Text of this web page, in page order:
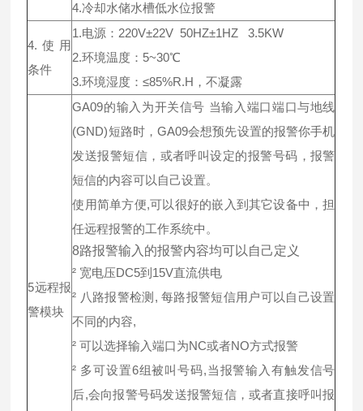
4.冷却水储水槽低水位报警
4.使用
条件
1.电源：220V±22V 50HZ±1HZ 3.5KW
2.环境温度：5~30℃
3.环境湿度：≤85%R.H，不凝露
5远程报
警模块
GA09的输入为开关信号 当输入端口端口与地线
(GND)短路时，GA09会想预先设置的报警你手机
发送报警短信，或者呼叫设定的报警号码，报警
短信的内容可以自己设置。
使用简单方便,可以很好的嵌入到其它设备中，担
任远程报警的工作系统中。
8路报警输入的报警内容均可以自己定义
² 宽电压DC5到15V直流供电
² 八路报警检测, 每路报警短信用户可以自己设置
不同的内容,
² 可以选择输入端口为NC或者NO方式报警
² 多可设置6组被叫号码,当报警输入有触发信号
后,会向报警号码发送报警短信，或者直接呼叫报